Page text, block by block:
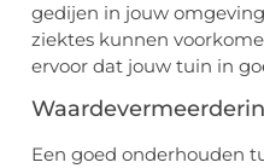
gedijen in jouw
ziektes kunnen
ervoor dat jouw tuin in
Een goed onderhouden